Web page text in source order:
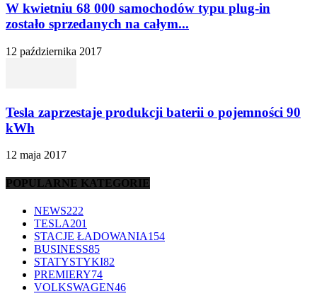
W kwietniu 68 000 samochodów typu plug-in
zostało sprzedanych na całym...
12 października 2017
Tesla zaprzestaje produkcji baterii o pojemności 90
kWh
12 maja 2017
POPULARNE KATEGORIE
NEWS222
TESLA201
STACJE ŁADOWANIA154
BUSINESS85
STATYSTYKI82
PREMIERY74
VOLKSWAGEN46